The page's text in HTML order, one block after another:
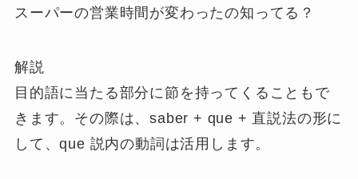
スーパーの営業時間が変わったの知ってる？
解説
目的語に当たる部分に節を持ってくることもで
きます。その際は、saber + que + 直説法の形に
して、que 説内の動詞は活用します。